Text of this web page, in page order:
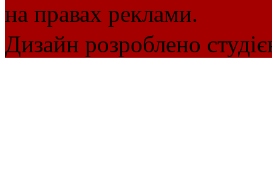
на правах реклами.
Дизайн розроблено